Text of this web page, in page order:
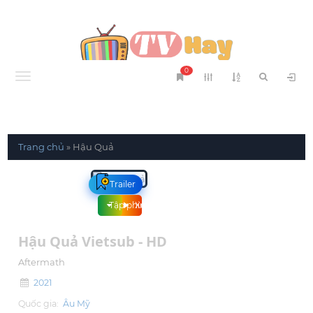
Menu
0
Trang chủ » Hậu Quả
Trailer
Xem phim
Tập phim
Hậu Quả Vietsub - HD
Aftermath
2021
Quốc gia: Âu Mỹ